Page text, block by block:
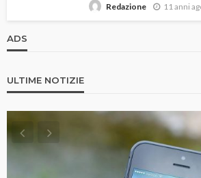
Redazione 11 anni
ADS
ULTIME NOTIZIE